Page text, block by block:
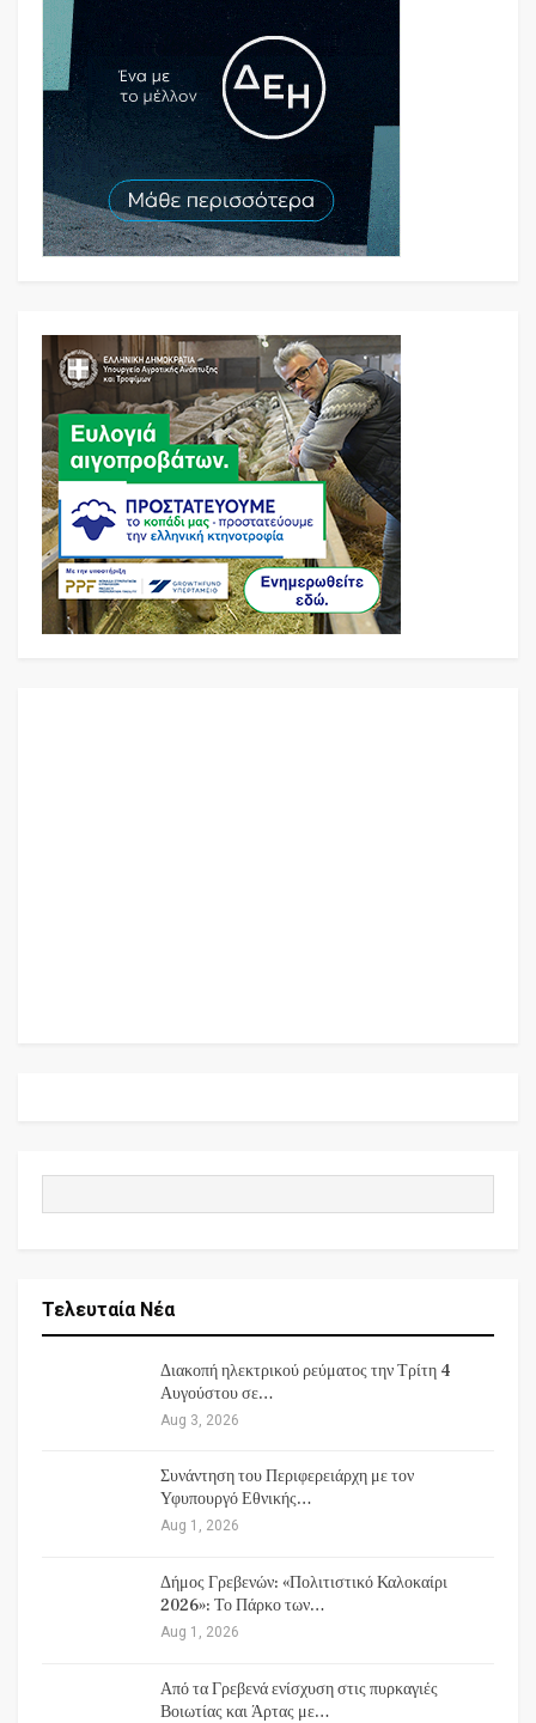
Τελευταία Νέα
Διακοπή ηλεκτρικού ρεύματος την Τρίτη 4
Αυγούστου σε…
Aug 3, 2026
Συνάντηση του Περιφερειάρχη με τον
Υφυπουργό Εθνικής…
Aug 1, 2026
Δήμος Γρεβενών: «Πολιτιστικό Καλοκαίρι
2026»: Το Πάρκο των…
Aug 1, 2026
Από τα Γρεβενά ενίσχυση στις πυρκαγιές
Βοιωτίας και Άρτας με…